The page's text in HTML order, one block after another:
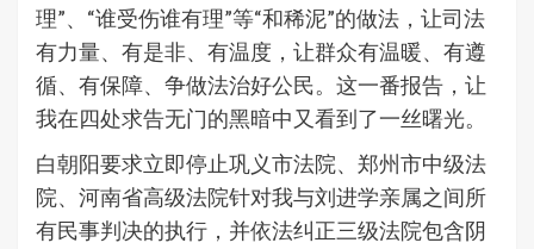
理”、“谁受伤谁有理”等“和稀泥”的做法，让司法
有力量、有是非、有温度，让群众有温暖、有遵
循、有保障、争做法治好公民。这一番报告，让
我在四处求告无门的黑暗中又看到了一丝曙光。
白朝阳要求立即停止巩义市法院、郑州市中级法
院、河南省高级法院针对我与刘进学亲属之间所
有民事判决的执行，并依法纠正三级法院包含阴